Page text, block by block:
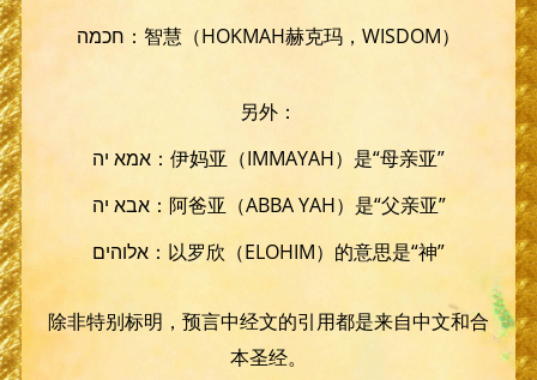
חכמה：智慧（HOKMAH赫克玛，WISDOM）
另外：
אמא יה：伊妈亚（IMMAYAH）是“母亲亚”
אבא יה：阿爸亚（ABBA YAH）是“父亲亚”
אלוהים：以罗欣（ELOHIM）的意思是“神”
除非特别标明，预言中经文的引用都是来自中文和合
本圣经。